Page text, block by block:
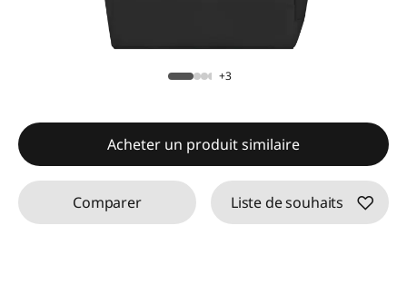
+3
Acheter un produit similaire
Comparer Liste de souhaits